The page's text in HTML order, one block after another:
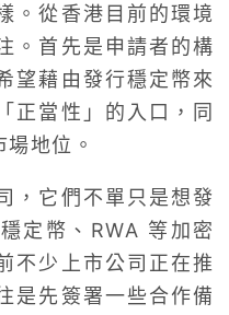
。從香港目前的環境
。首先是申請者的構
望藉由發行穩定幣來
正當性」的入口，同
地位。
，它們不單只是想發
定幣、RWA 等加密
不少上市公司正在推
是先簽署一些合作備